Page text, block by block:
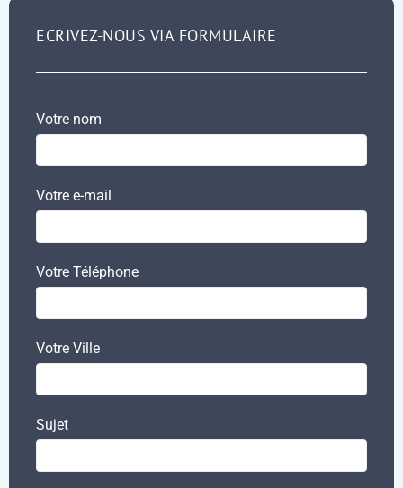
ECRIVEZ-NOUS VIA FORMULAIRE
Votre nom
Votre e-mail
Votre Téléphone
Votre Ville
Sujet